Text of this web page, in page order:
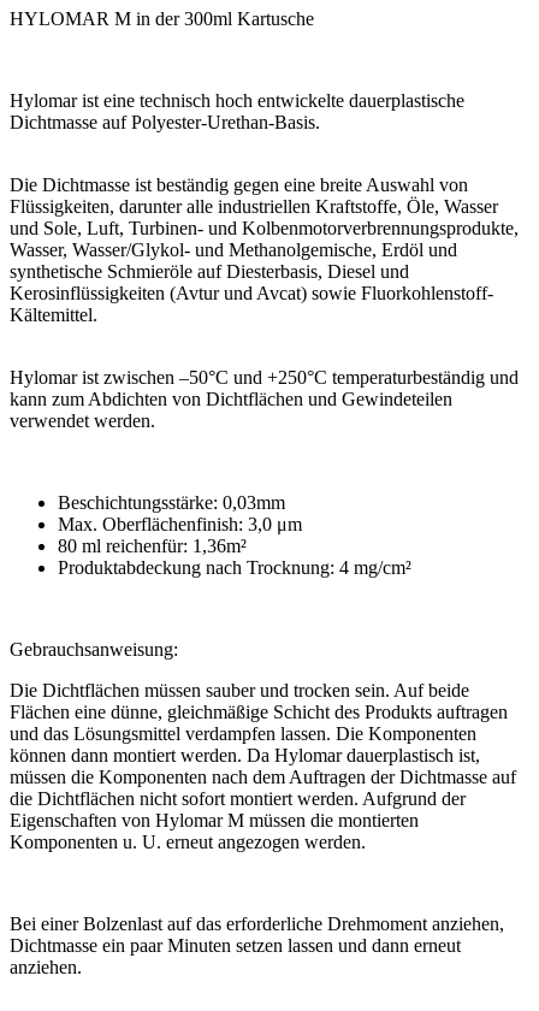
HYLOMAR M in der 300ml Kartusche
Hylomar ist eine technisch hoch entwickelte dauerplastische
Dichtmasse auf Polyester-Urethan-Basis.
Die Dichtmasse ist beständig gegen eine breite Auswahl von
Flüssigkeiten, darunter alle industriellen Kraftstoffe, Öle, Wasser
und Sole, Luft, Turbinen- und Kolbenmotorverbrennungsprodukte,
Wasser, Wasser/Glykol- und Methanolgemische, Erdöl und
synthetische Schmieröle auf Diesterbasis, Diesel und
Kerosinflüssigkeiten (Avtur und Avcat) sowie Fluorkohlenstoff-
Kältemittel.
Hylomar ist zwischen –50°C und +250°C temperaturbeständig und
kann zum Abdichten von Dichtflächen und Gewindeteilen
verwendet werden.
Beschichtungsstärke: 0,03mm
Max. Oberflächenfinish: 3,0 μm
80 ml reichenfür: 1,36m²
Produktabdeckung nach Trocknung: 4 mg/cm²
Gebrauchsanweisung:
Die Dichtflächen müssen sauber und trocken sein. Auf beide
Flächen eine dünne, gleichmäßige Schicht des Produkts auftragen
und das Lösungsmittel verdampfen lassen. Die Komponenten
können dann montiert werden. Da Hylomar dauerplastisch ist,
müssen die Komponenten nach dem Auftragen der Dichtmasse auf
die Dichtflächen nicht sofort montiert werden. Aufgrund der
Eigenschaften von Hylomar M müssen die montierten
Komponenten u. U. erneut angezogen werden.
Bei einer Bolzenlast auf das erforderliche Drehmoment anziehen,
Dichtmasse ein paar Minuten setzen lassen und dann erneut
anziehen.